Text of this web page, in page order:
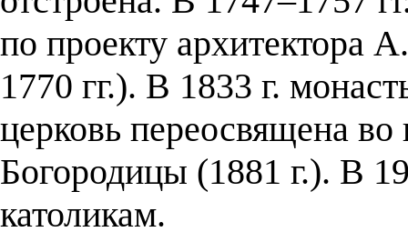
по проекту архитектора
1770 гг.). В 1833 г.
церковь переосвящена
Богородицы (1881 г.). В
католикам.